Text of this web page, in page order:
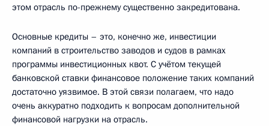
этом отрасль по-прежнему существенно закредитована.
Основные кредиты – это, конечно же, инвестиции
компаний в строительство заводов и судов в рамках
программы инвестиционных квот. С учётом текущей
банковской ставки финансовое положение таких компаний
достаточно уязвимое. В этой связи полагаем, что надо
очень аккуратно подходить к вопросам дополнительной
финансовой нагрузки на отрасль.